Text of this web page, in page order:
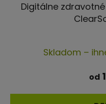
Digitálne
Skladom –
od